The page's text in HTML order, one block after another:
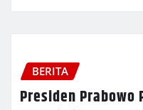
BERITA
Presiden